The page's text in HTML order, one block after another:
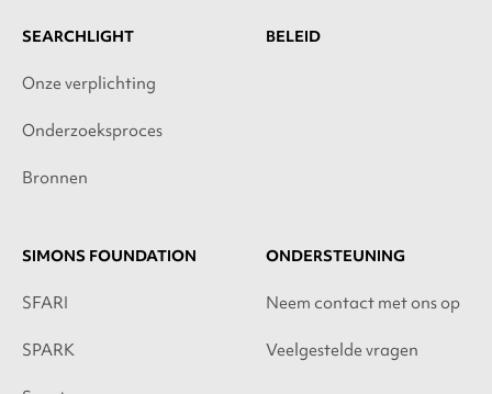
SEARCHLIGHT
Onze verplichting
Onderzoeksproces
Bronnen
BELEID
SIMONS FOUNDATION
SFARI
SPARK
ONDERSTEUNING
Neem contact met ons op
Veelgestelde vragen